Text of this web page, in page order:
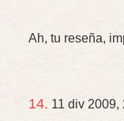
Ah, tu reseña,
14. 11 div 2009,